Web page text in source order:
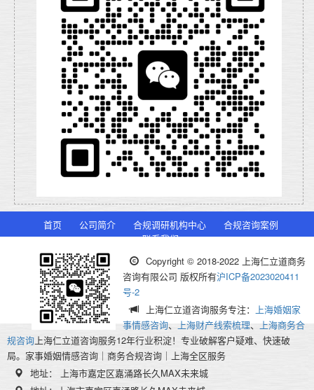
首页 公司简介 合规调研机构中心
合规咨询案例
联系我们
Copyright © 2018-2022 上海仁立道商务
咨询有限公司 版权所有沪ICP备2023020411
号-2
上海仁立道咨询服务专注：
上海婚姻家
事情感咨询、 上海财产线索梳理、
上海商务合
规咨询 上海仁立道咨询服务12年行业积淀！专业破解客户疑难、快速破
局。家事婚姻情感咨询｜商务合规咨询｜上海全区服务
地址： 上海市嘉定区嘉涌路长久MAX未来城